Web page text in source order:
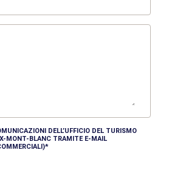
DELL’UFFICIO DEL TURISMO
MONT-BLANC TRAMITE E-MAIL